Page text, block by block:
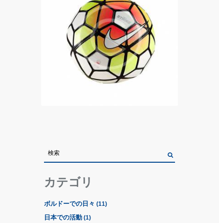
カテゴリ
ボルドーでの日々 (11)
日本での活動 (1)